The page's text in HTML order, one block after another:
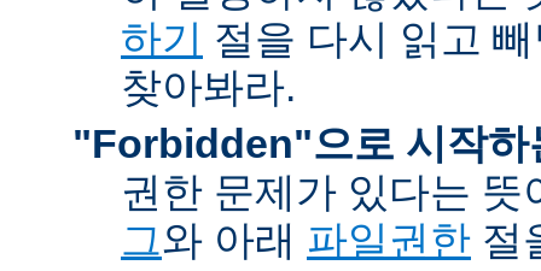
하기 절을 다시 읽고
찾아봐라.
"Forbidden"으로 시작하
권한 문제가 있다는
그와 아래 파일권한 절